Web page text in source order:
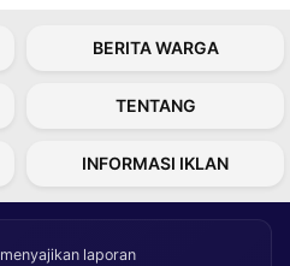
BERITA WARGA
TENTANG
INFORMASI IKLAN
menyajikan laporan